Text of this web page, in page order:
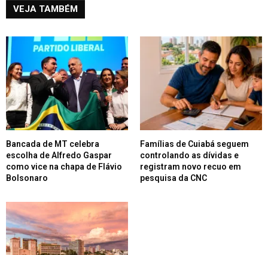
VEJA TAMBÉM
Bancada de MT celebra
escolha de Alfredo Gaspar
como vice na chapa de Flávio
Bolsonaro
Famílias de Cuiabá seguem
controlando as dívidas e
registram novo recuo em
pesquisa da CNC